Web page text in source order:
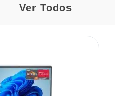
Ver Todos